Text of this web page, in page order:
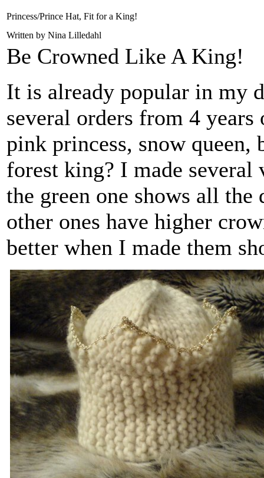
Princess/Prince Hat, Fit for a King!
Written by Nina Lilledahl
Be Crowned Like A King!
It is already popular in my
several orders from 4
pink princess, snow queen,
forest king? I made several
the green one shows all
other ones have higher
better when I made them